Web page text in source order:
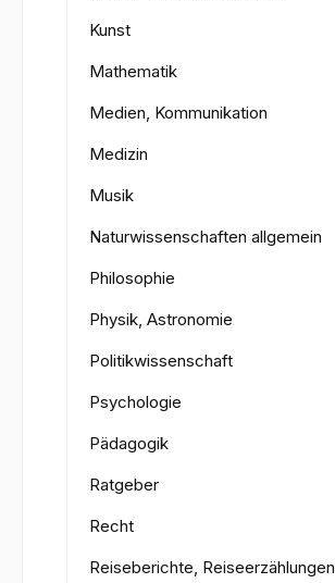
Kunst
Mathematik
Medien, Kommunikation
Medizin
Musik
Naturwissenschaften allgemein
Philosophie
Physik, Astronomie
Politikwissenschaft
Psychologie
Pädagogik
Ratgeber
Recht
Reiseberichte, Reiseerzählungen